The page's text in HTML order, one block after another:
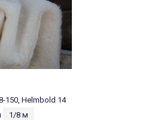
150, Helmbold 14
1/8 м